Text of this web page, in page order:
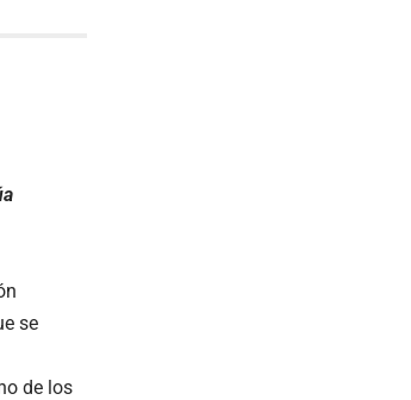
se
de los